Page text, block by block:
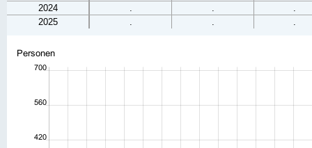
2024
. .
.
2025
. . .